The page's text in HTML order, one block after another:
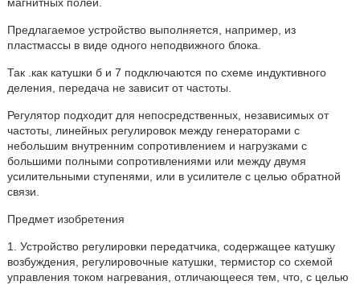
Предлагаемое устройство выполняется, например, из
пластмассы в виде одного неподвижного блока.
Так .как катушки б и 7 подключаются по схеме индуктивного
деления, передача не зависит от частоты.
Регулятор подходит для непосредственных, независимых от
частоты, линейных регулировок между генераторами с
небольшим внутренним сопротивлением и нагрузками с
большими полными сопротивлениями или между двумя
усилительными ступенями, или в усилителе с целью обратной
связи.
Предмет изобретения
1. Устройство регулировки передатчика, содержащее катушку
возбуждения, регулировочные катушки, термистор со схемой
управления током нагревания, отличающееся тем, что, с целью